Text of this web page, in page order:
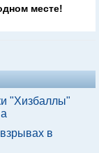
месте!
"Хизбаллы"
в